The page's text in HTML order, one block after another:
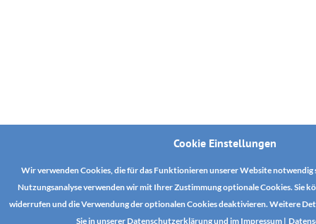
Cookie Einstellungen
Wir verwenden Cookies, die für das Funktionieren unserer Website
Nutzungsanalyse verwenden wir mit Ihrer Zustimmung optionale Cookies. Sie
widerrufen und die Verwendung der optionalen Cookies deaktivieren. Weitere
Sie in unserer Datenschutzerklärung und im Impressum |